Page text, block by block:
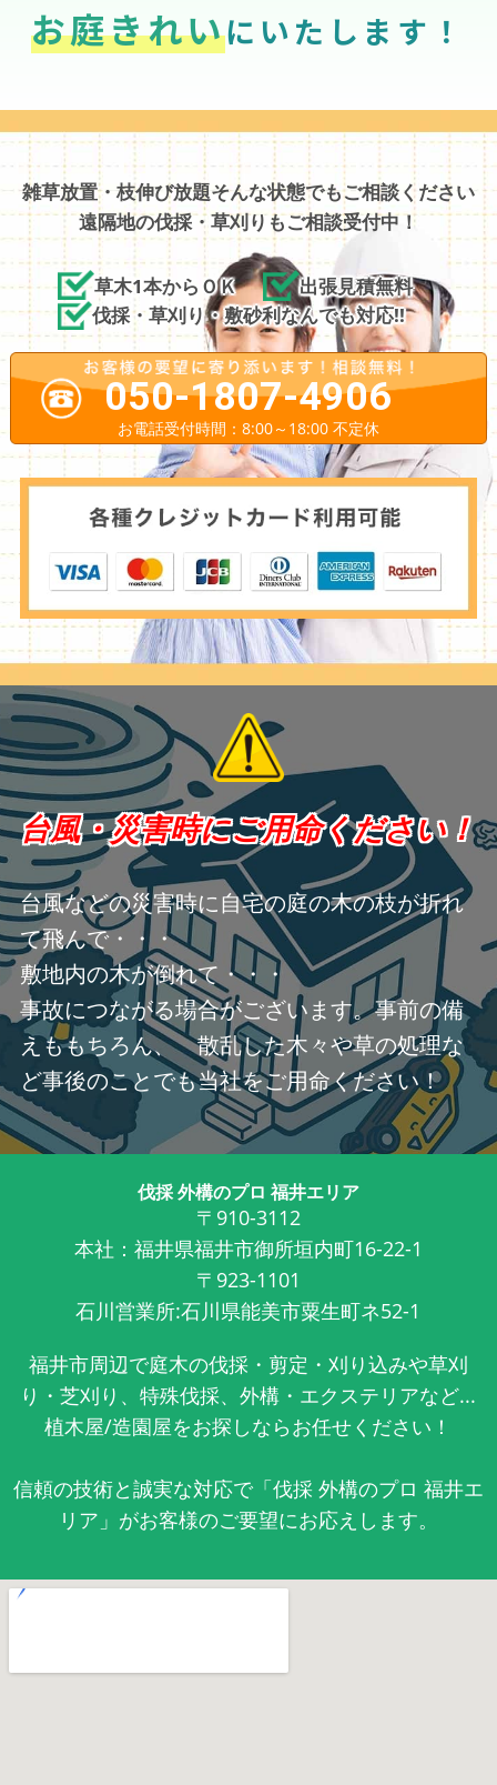
お庭きれいにいたします！
雑草放置・枝伸び放題そんな状態でもご相談ください
遠隔地の伐採・草刈りもご相談受付中！
草木1本からＯＫ
出張見積無料
伐採・草刈り・敷砂利なんでも対応!!
050-1807-4906
お電話受付時間：8:00～18:00 不定休
台風・災害時にご用命ください！
台風などの災害時に自宅の庭の木の枝が折れ
て飛んで・・・
敷地内の木が倒れて・・・
事故につながる場合がございます。事前の備
えももちろん、 散乱した木々や草の処理な
ど事後のことでも当社をご用命ください！
伐採 外構のプロ 福井エリア
〒910-3112
本社：福井県福井市御所垣内町16-22-1
〒923-1101
石川営業所:石川県能美市粟生町ネ52-1
福井市周辺で庭木の伐採・剪定・刈り込みや草刈
り・芝刈り、特殊伐採、外構・エクステリアなど...
植木屋/造園屋をお探しならお任せください！
信頼の技術と誠実な対応で「伐採 外構のプロ 福井エ
リア」がお客様のご要望にお応えします。